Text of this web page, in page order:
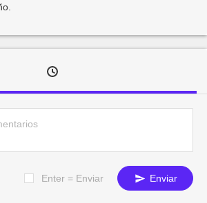
Enter = Enviar Enviar